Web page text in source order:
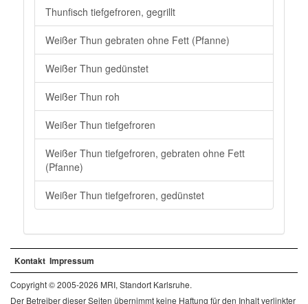
Thunfisch tiefgefroren, gegrillt
Weißer Thun gebraten ohne Fett (Pfanne)
Weißer Thun gedünstet
Weißer Thun roh
Weißer Thun tiefgefroren
Weißer Thun tiefgefroren, gebraten ohne Fett
(Pfanne)
Weißer Thun tiefgefroren, gedünstet
Kontakt Impressum
Copyright © 2005-2026 MRI, Standort Karlsruhe.
Der Betreiber dieser Seiten übernimmt keine Haftung für den Inhalt verlinkter